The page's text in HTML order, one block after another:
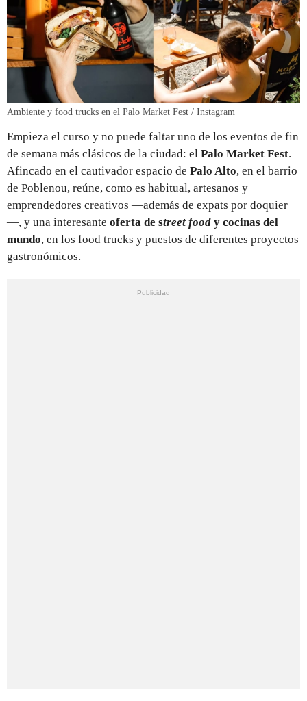
Ambiente y food trucks en el Palo Market Fest / Instagram
Empieza el curso y no puede faltar uno de los eventos de fin
de semana más clásicos de la ciudad: el Palo Market Fest.
Afincado en el cautivador espacio de Palo Alto, en el barrio
de Poblenou, reúne, como es habitual, artesanos y
emprendedores creativos —además de expats por doquier
—, y una interesante oferta de street food y cocinas del
mundo, en los food trucks y puestos de diferentes proyectos
gastronómicos.